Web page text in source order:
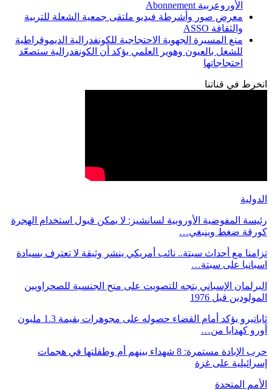
الأوروعربية Abonnement
معرض صور وأشرطة فيديو ملتقى جمعية الشعلة للتربية
والثقافة ASSO
منع المسيرة الجهوية الاحتجاجية للكونفدرالية الديموقراطية
للشغل بالعيون وهوير العلمي يؤكد أن الكونفدرالية ستصعّد
احتجاجاتها
انخرط في قناتنا
الدولية
رئيسة المفوضية الأوروبية لسانشيز: لا يمكن قبول استخدام الهجرة
كورقة ضغط وينبغي…
تزامنا مع أحداث سبتة.. نائب أمريكي ينشر وثيقة لا تعترف بسيادة
اسبانيا على سبتة…
البرلمان الإسباني يتجه للتصويت على منح الجنسية للصحراويين
المولودين قبل 1976
ثاباتيرو يؤكد أمام القضاء حصوله على مجوهرات بقيمة 1.3 مليون
أورو كهدايا من…
حرب الإبادة مستمرة: 8 شهداء بينهم أم وطفلتها في هجمات
إسرائيلية على غزة
الأمم المتحدة